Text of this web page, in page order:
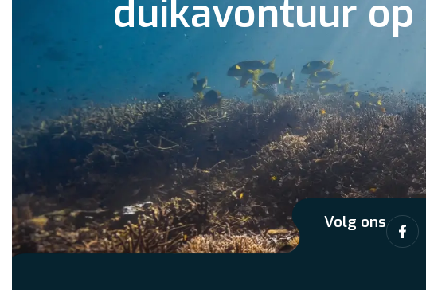
duikavontuur
Volg ons